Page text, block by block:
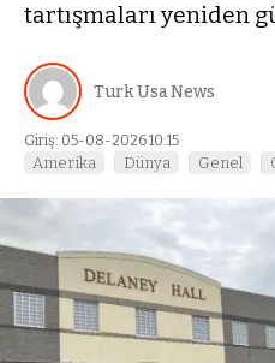
tartışmaları yeniden
Turk Usa News
Giriş: 05-08-2026 10:15
Amerika Dünya Genel